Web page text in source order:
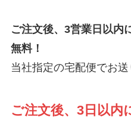
ご注文後、3営業日以内
無料！
当社指定の宅配便でお送
ご注文後、3日以内